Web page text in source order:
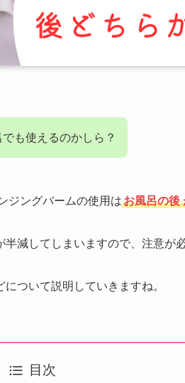
も使えるのかしら？
ジングバームの使用はお風呂の後
減してしまいますので、注意が必
ついて説明していきますね。
目次